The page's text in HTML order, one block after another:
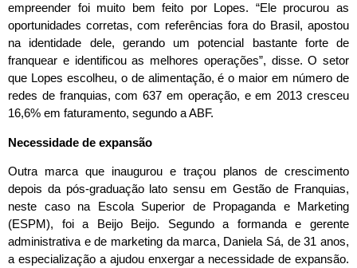
empreender foi muito bem feito por Lopes. “Ele procurou as
oportunidades corretas, com referências fora do Brasil, apostou
na identidade dele, gerando um potencial bastante forte de
franquear e identificou as melhores operações”, disse. O setor
que Lopes escolheu, o de alimentação, é o maior em número de
redes de franquias, com 637 em operação, e em 2013 cresceu
16,6% em faturamento, segundo a ABF.
Necessidade de expansão
Outra marca que inaugurou e traçou planos de crescimento
depois da pós-graduação lato sensu em Gestão de Franquias,
neste caso na Escola Superior de Propaganda e Marketing
(ESPM), foi a Beijo Beijo. Segundo a formanda e gerente
administrativa e de marketing da marca, Daniela Sá, de 31 anos,
a especialização a ajudou enxergar a necessidade de expansão.